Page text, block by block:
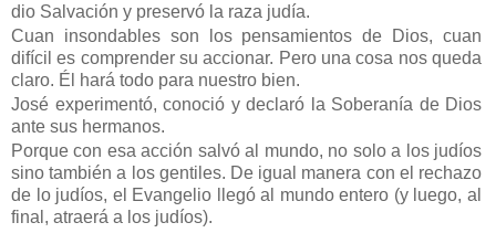
dio Salvación y preservó la raza judía.
Cuan insondables son los pensamientos de Dios, cuan
difícil es comprender su accionar. Pero una cosa nos queda
claro. Él hará todo para nuestro bien.
José experimentó, conoció y declaró la Soberanía de Dios
ante sus hermanos.
Porque con esa acción salvó al mundo, no solo a los judíos
sino también a los gentiles. De igual manera con el rechazo
de lo judíos, el Evangelio llegó al mundo entero (y luego, al
final, atraerá a los judíos).